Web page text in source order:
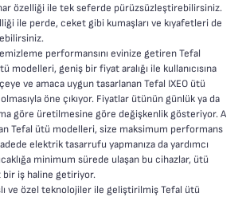
özelliği ile tek seferde pürüzsüzleştirebilirsiniz.
ile perde, ceket gibi kumaşları ve kıyafetleri de
performansını evinize getiren Tefal
modelleri, geniş bir fiyat aralığı ile kullanıcısına
ve amaca uygun tasarlanan Tefal IXEO ütü
öne çıkıyor. Fiyatlar ütünün günlük ya da
göre üretilmesine göre değişkenlik gösteriyor. A
Tefal ütü modelleri, size maksimum performans
elektrik tasarrufu yapmanıza da yardımcı
minimum sürede ulaşan bu cihazlar, ütü
bir iş haline getiriyor.
ve özel teknolojiler ile geliştirilmiş Tefal ütü